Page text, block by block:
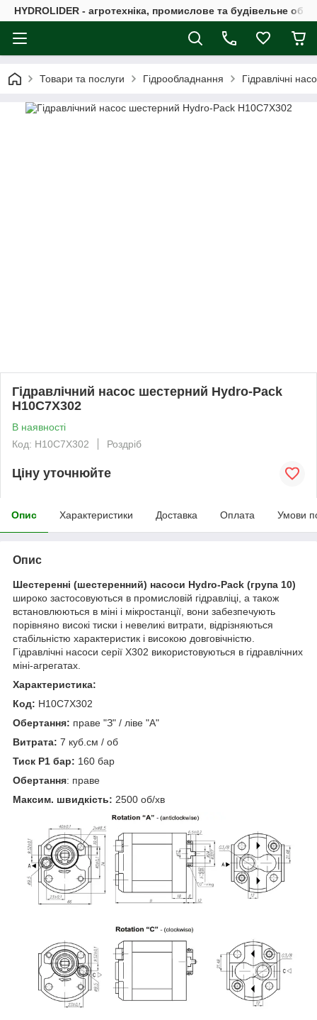
HYDROLIDER - агротехніка, промислове та будівельне
Товари та послуги Гідрообладнання Гідравлічні
Гідравлічний насос шестерний Hydro-Pack
H10C7X302
В наявності
Код: H10C7X302
Роздріб
Ціну уточнюйте
Опис Характеристики Доставка Оплата Умови
Опис
Шестеренні (шестеренний) насоси Hydro-Pack (група 10)
широко застосовуються в промисловій гідравліці, а також
встановлюються в міні і мікростанції, вони забезпечують
порівняно високі тиски і невеликі витрати, відрізняються
стабільністю характеристик і високою довговічністю.
Гідравлічні насоси серії X302 використовуються в гідравлічних
міні-агрегатах.
Характеристика:
Код: H10C7X302
Обертання: праве "З" / ліве "А"
Витрата: 7 куб.см / об
Тиск P1 бар: 160 бар
Обертання: праве
Максим. швидкість: 2500 об/хв